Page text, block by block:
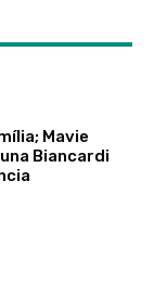
Mavie
Biancardi